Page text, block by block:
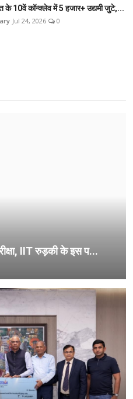
के 10वें कॉन्क्लेव में 5 हजार+ उद्यमी जुटे,...
Jul 24, 2026 0
IIT रुड़की के इस प...